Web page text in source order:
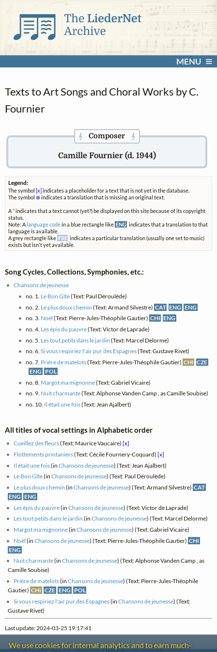
MENU
Texts to Art Songs and Choral Works by C.
Fournier
𝄞Composer 𝄞
Camille Fournier (d. 1944)
Legend:
The symbol [x] indicates a placeholder for a text that is not yet in the database.
The symbol ⊗indicates a translation that is missing an original text.
A*indicates that a text cannot (yet?) be displayed on this site because of its copyright
status.
Note: A language codein a blue rectangle like ENG indicates that a translation to that
language is available.
A grey rectangle like FRE indicates a particular translation (usually one set to music)
exists but isn't yet available.
Song Cycles, Collections, Symphonies, etc.:
Chansons de jeunesse
no. 1. Le Bon Gîte(Text: Paul Déroulède)
no. 2. Le plus doux chemin (Text: Armand Silvestre) CAT ENG ENG
no. 3. Noël (Text: Pierre-Jules-Théophile Gautier) CHI ENG
no. 4. Les épis du pauvre(Text: Victor de Laprade)
no. 5. Les tout petits dans le jardin (Text: Marcel Delorme)
no. 6. Si vous respiriez l'air pur des Espagnes(Text: Gustave Rivet)
no. 7. Prière de matelots(Text: Pierre-Jules-Théophile Gautier) CHI CZE
ENG POL
no. 8. Margot ma mignonne(Text: Gabriel Vicaire)
no. 9. Nuit charmante(Text: Alphonse Vanden Camp , as Camille Soubise)
no. 10. Il était une fois(Text: Jean Ajalbert)
All titles of vocal settings in Alphabetic order
Cueillez des fleurs(Text: Maurice Vaucaire)[x]
Flottements printaniers(Text: Cécile Fournery-Coquard)[x]
Il était une fois(inChansons de jeunesse) (Text: Jean Ajalbert)
Le Bon Gîte(inChansons de jeunesse) (Text: Paul Déroulède)
Le plus doux chemin (inChansons de jeunesse) (Text: Armand Silvestre) CAT
ENG ENG
Les épis du pauvre(inChansons de jeunesse) (Text: Victor de Laprade)
Les tout petits dans le jardin (inChansons de jeunesse) (Text: Marcel Delorme)
Margot ma mignonne(inChansons de jeunesse) (Text: Gabriel Vicaire)
Noël (inChansons de jeunesse) (Text: Pierre-Jules-Théophile Gautier) CHI
ENG
Nuit charmante(inChansons de jeunesse) (Text: Alphonse Vanden Camp , as
Camille Soubise)
Prière de matelots(inChansons de jeunesse) (Text: Pierre-Jules-Théophile
Gautier) CHI CZE ENG POL
Si vous respiriez l'air pur des Espagnes(inChansons de jeunesse) (Text:
Gustave Rivet)
Last update: 2024-03-25 19:17:41
We use cookies for internal analytics and to earn much-